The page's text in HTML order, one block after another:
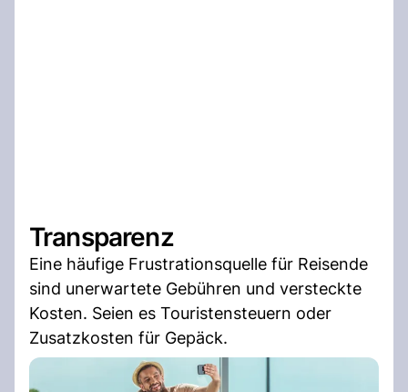
Transparenz
Eine häufige Frustrationsquelle für Reisende
sind unerwartete Gebühren und versteckte
Kosten. Seien es Touristensteuern oder
Zusatzkosten für Gepäck.